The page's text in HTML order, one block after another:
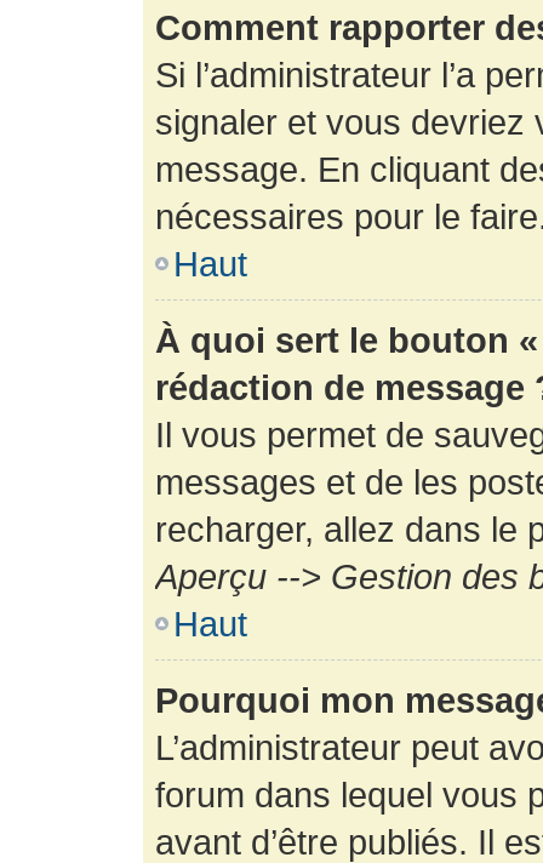
Comment rapporter
Si l’administrateur l’a
signaler et vous devriez
message. En cliquant
nécessaires pour le
Haut
À quoi sert le bouton
rédaction de message
Il vous permet de
messages et de les
recharger, allez dans le
Aperçu --> Gestion des
Haut
Pourquoi mon
L’administrateur peut
forum dans lequel vous
avant d’être publiés. Il